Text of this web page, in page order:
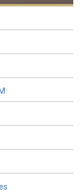
Next